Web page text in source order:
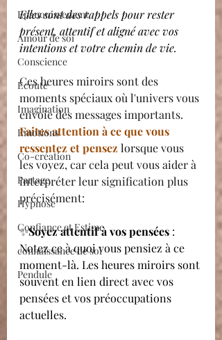
Epanouissement
Amour de soi
Conscience
Ecoute
Imagination
Emotions
Co-création
Partage
Hypnose
Confiance et Estime
connaissance de soi
Pendule
Elles sont des rappels pour rester
présent, attentif et aligné avec vos
intentions et votre chemin de vie.
Ces heures miroirs sont des
moments spéciaux où l'univers vous
envoie des messages importants.
Faites attention à ce que vous
ressentez et pensez lorsque vous
les voyez, car cela peut vous aider à
interpréter leur signification plus
précisément:
✨Soyez attentif à vos pensées :
Notez ce à quoi vous pensiez à ce
moment-là. Les heures miroirs sont
souvent en lien direct avec vos
pensées et vos préoccupations
actuelles.